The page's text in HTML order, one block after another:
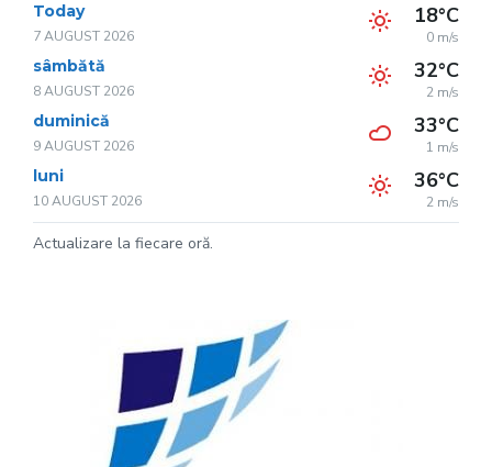
Today
7 AUGUST 2026
18°C
0 m/s
sâmbătă
8 AUGUST 2026
32°C
2 m/s
duminică
9 AUGUST 2026
33°C
1 m/s
luni
10 AUGUST 2026
36°C
2 m/s
Actualizare la fiecare oră.